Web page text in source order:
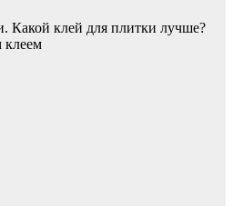
Какой клей для плитки лучше?
клеем